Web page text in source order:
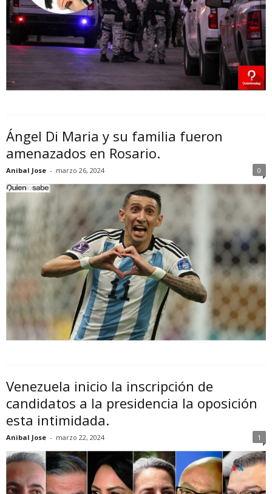
Ángel Di Maria y su familia fueron
amenazados en Rosario.
Anibal Jose - marzo 26, 2024 0
Venezuela inicio la inscripción de
candidatos a la presidencia la oposición
esta intimidada.
Anibal Jose - marzo 22, 2024 1